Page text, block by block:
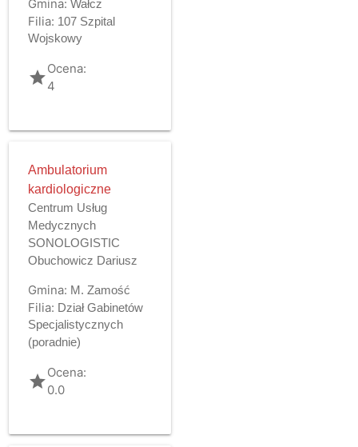
Gmina: Wałcz
Filia: 107 Szpital
Wojskowy
gradeOcena:
4
Ambulatorium
kardiologiczne
Centrum Usług
Medycznych
SONOLOGISTIC
Obuchowicz Dariusz
Gmina: M. Zamość
Filia: Dział Gabinetów
Specjalistycznych
(poradnie)
gradeOcena:
0.0